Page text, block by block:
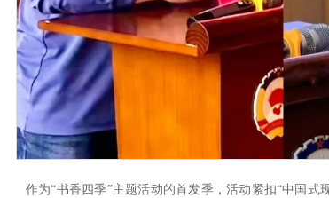
作为“书香四季”主题活动的首发季，活动紧扣“中国式